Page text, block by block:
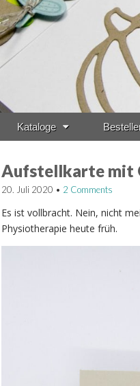
Kataloge
Aufstellkarte mit
20. Juli 2020 • 2 Comments
Es ist vollbracht. Nein, nicht
Physiotherapie heute früh.